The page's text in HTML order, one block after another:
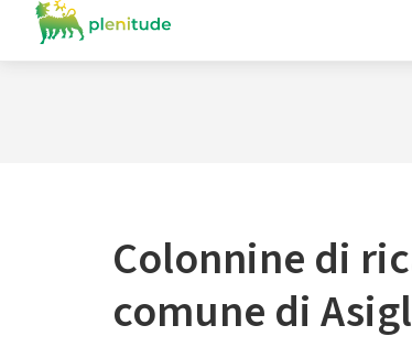
Colonnine di
comune di